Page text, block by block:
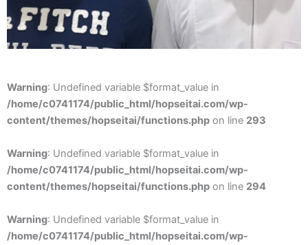
Warning: Undefined variable $format_value in
/home/c0741174/public_html/hopseitai.com/wp-
content/themes/hopseitai/functions.php on line 293
Warning: Undefined variable $format_value in
/home/c0741174/public_html/hopseitai.com/wp-
content/themes/hopseitai/functions.php on line 294
Warning: Undefined variable $format_value in
/home/c0741174/public_html/hopseitai.com/wp-